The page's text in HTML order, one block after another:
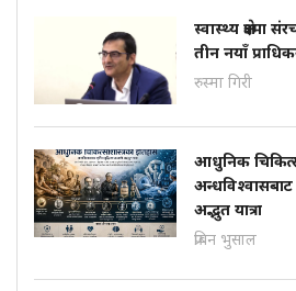
स्वास्थ्य क्षेत्रमा
तीन नयाँ
रुस्मा गिरी
आधुनिक
अन्धविश्वासबाट
अद्भुत यात्रा
प्रबिन भुसाल